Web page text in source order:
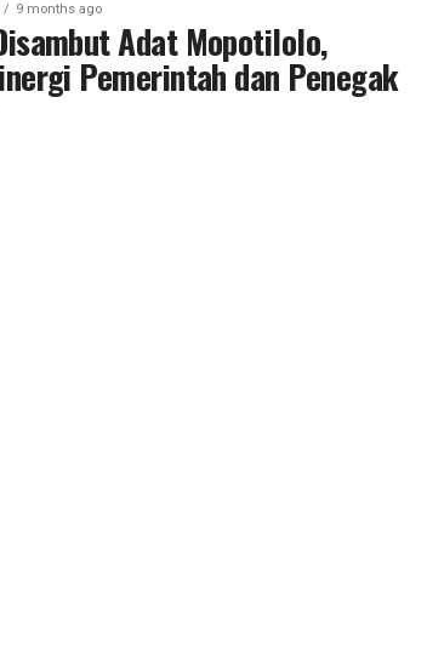
9 months ago
Adat Mopotilolo,
Pemerintah dan Penegak